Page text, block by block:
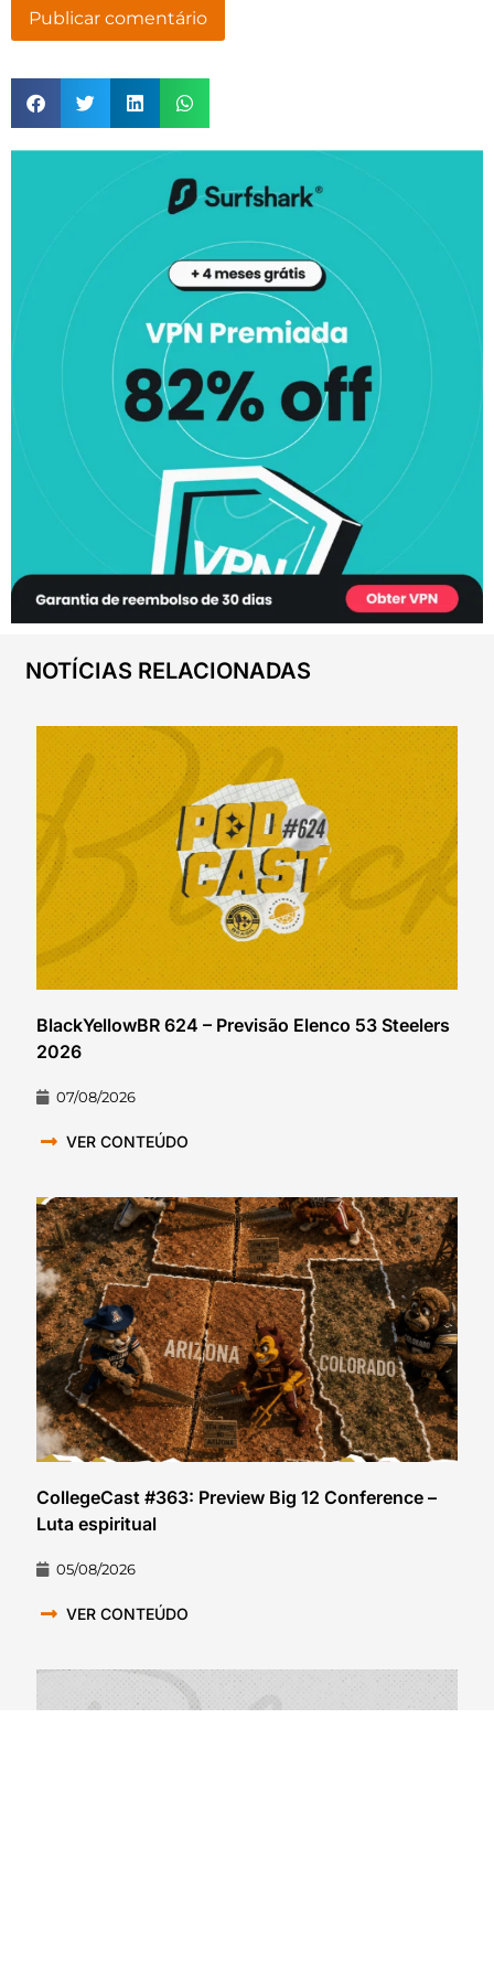
NOTÍCIAS RELACIONADAS
BlackYellowBR 624 – Previsão Elenco 53 Steelers
2026
07/08/2026
VER CONTEÚDO
CollegeCast #363: Preview Big 12 Conference –
Luta espiritual
05/08/2026
VER CONTEÚDO